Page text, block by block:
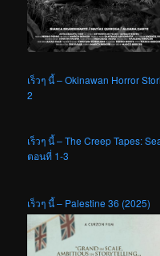
เร็วๆ นี้ – Okinawan Horror
2
เร็วๆ นี้ – The Creep Tapes:
ตอนที่ 1-3
เร็วๆ นี้ – Palestine 36 (2025)